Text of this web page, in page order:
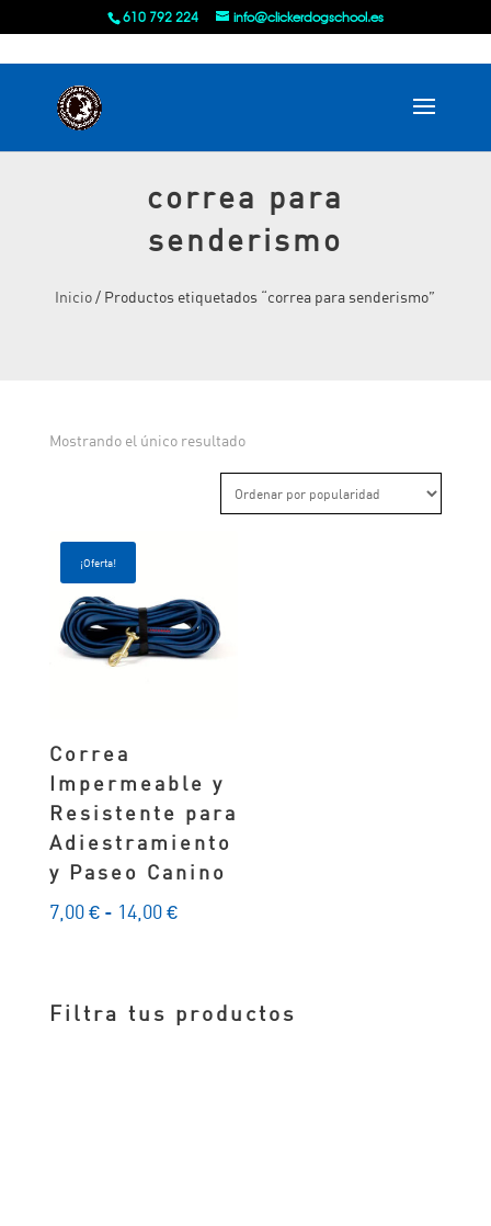
610 792 224 info@clickerdogschool.es
correa para
senderismo
Inicio/ Productos etiquetados “correa para senderismo”
Filtra tus productos
Mostrando el único resultado
¡Oferta!
Correa
Impermeable y
Resistente para
Adiestramiento
y Paseo Canino
7,00€ - 14,00€Rango
7,00 €